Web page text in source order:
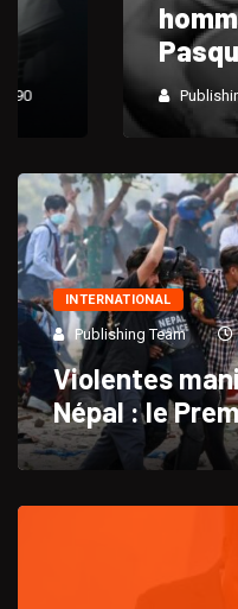
hommage à
Pasquet
Publishing Team
INTERNATIONAL
Publishing Team
Violentes
Népal : le